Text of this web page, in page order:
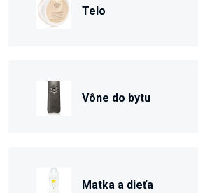
Telo
Vône do bytu
Matka a dieťa